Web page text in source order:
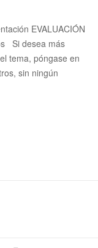
EVALUACIÓN
Si desea más
tema, póngase en
sin ningún